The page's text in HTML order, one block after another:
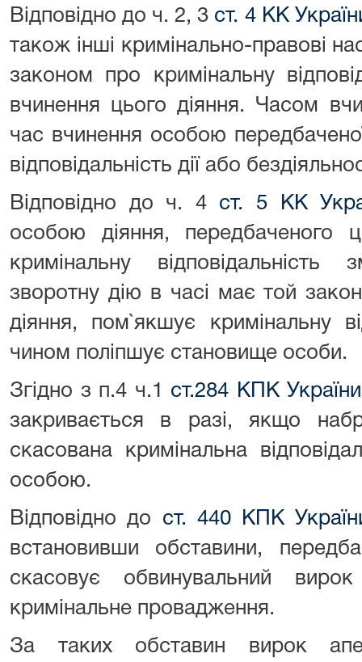
Відповідно до ч. 2, 3 ст. 4 КК
також інші кримінально-правові
законом про кримінальну
вчинення цього діяння. Часом
час вчинення особою
відповідальність дії або
Відповідно до ч. 4 ст. 5 КК
особою діяння,
кримінальну відповідальність
зворотну дію в часі має той
діяння, пом`якшує кримінальну
чином поліпшує становище особи.
Згідно з п.4 ч.1 ст.284 КПК України
закривається в разі, якщо
скасована кримінальна
особою.
Відповідно до ст. 440 КПК
встановивши обставини,
скасовує обвинувальний
кримінальне провадження.
За таких обставин вирок